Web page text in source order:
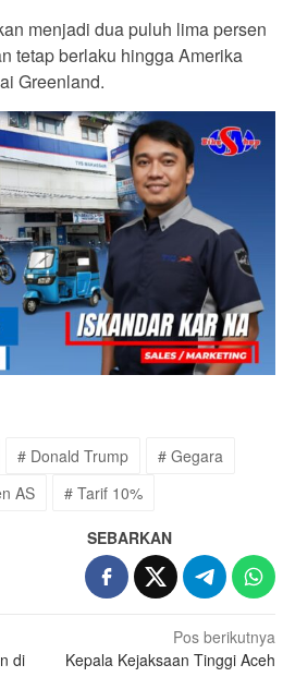
menjadi dua puluh lima persen
tetap berlaku hingga Amerika
Greenland.
# Donald Trump
# Gegara
AS # Tarif 10%
SEBARKAN
di
Pos berikutnya
Kepala Kejaksaan Tinggi Aceh